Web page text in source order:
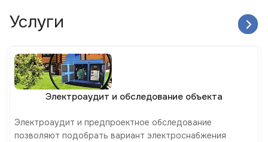
Услуги
Электроаудит и обследование объекта
Электроаудит и предпроектное обследование
позволяют подобрать вариант электроснабжения